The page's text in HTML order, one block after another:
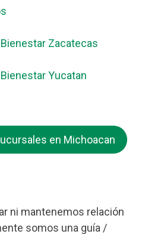
Zacatecas
Yucatan
en Michoacan
ni mantenemos relación
somos una guía /